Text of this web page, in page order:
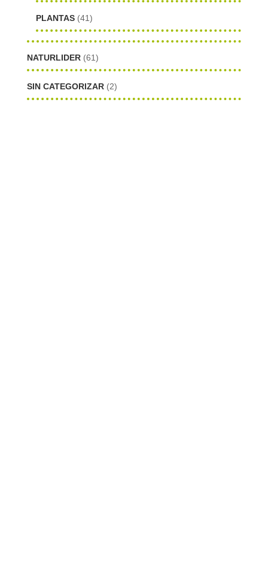
PLANTAS (41)
NATURLIDER (61)
SIN CATEGORIZAR (2)